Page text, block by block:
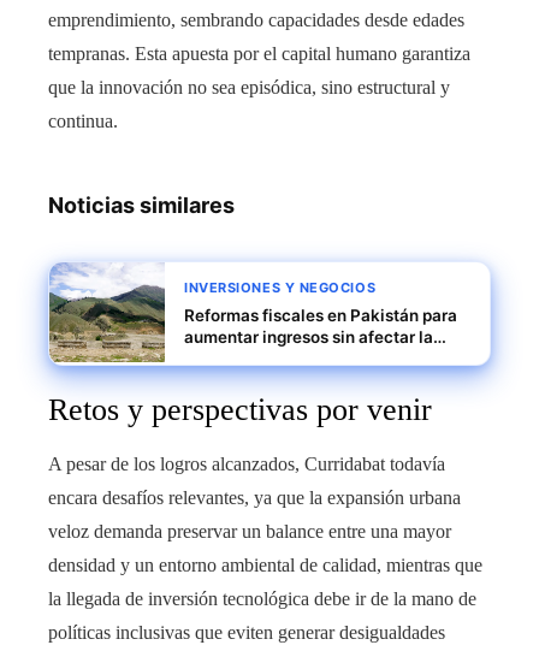
emprendimiento, sembrando capacidades desde edades
tempranas. Esta apuesta por el capital humano garantiza
que la innovación no sea episódica, sino estructural y
continua.
Noticias similares
INVERSIONES Y NEGOCIOS
Reformas fiscales en Pakistán para
aumentar ingresos sin afectar la
Retos y perspectivas por venir
A pesar de los logros alcanzados, Curridabat todavía
encara desafíos relevantes, ya que la expansión urbana
veloz demanda preservar un balance entre una mayor
densidad y un entorno ambiental de calidad, mientras que
la llegada de inversión tecnológica debe ir de la mano de
políticas inclusivas que eviten generar desigualdades